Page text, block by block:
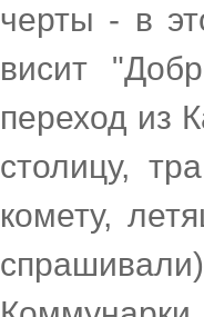
черты - в
висит
переход из
столицу,
комету,